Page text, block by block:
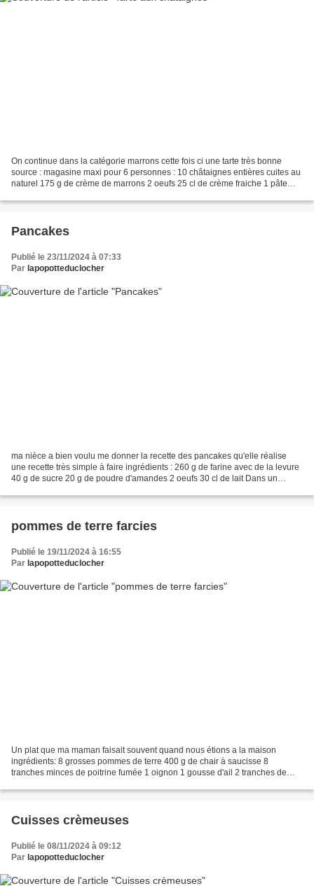
On continue dans la catégorie marrons cette fois ci une tarte très bonne
source : magasine maxi pour 6 personnes : 10 châtaignes entières cuites au
naturel 175 g de crème de marrons 2 oeufs 25 cl de crème fraiche 1 pâte
Pancakes
Publié le 23/11/2024 à 07:33
Par lapopotteduclocher
ma nièce a bien voulu me donner la recette des pancakes qu'elle réalise
une recette très simple à faire ingrédients : 260 g de farine avec de la levure
40 g de sucre 20 g de poudre d'amandes 2 oeufs 30 cl de lait Dans un
pommes de terre farcies
Publié le 19/11/2024 à 16:55
Par lapopotteduclocher
Un plat que ma maman faisait souvent quand nous étions a la maison
ingrédients: 8 grosses pommes de terre 400 g de chair à saucisse 8
tranches minces de poitrine fumée 1 oignon 1 gousse d'ail 2 tranches de
Cuisses crèmeuses
Publié le 08/11/2024 à 09:12
Par lapopotteduclocher